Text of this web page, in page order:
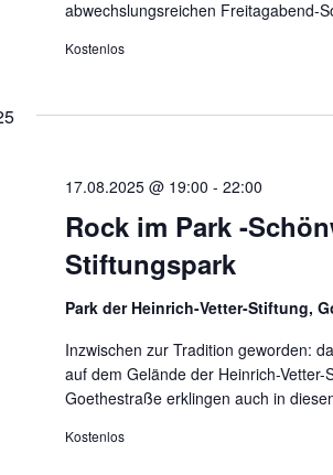
abwechslungsreichen Freitagabend-
Kostenlos
Rock im Park -
Stiftungspark
17.08.2025 @ 19:00 - 22:00
Park der Heinrich-Vetter-Stiftung,
Inzwischen zur Tradition geworden:
auf dem Gelände der Heinrich-
Goethestraße erklingen auch in
Kostenlos